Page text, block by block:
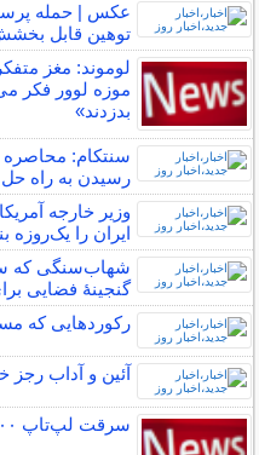
عکس | حمله
توهین قابل
موزه لوور فکر
بدزدند»
سنتکام: محاصره
رسیدن به راه
وزیر خارجه
ایران را یک‌روزه
شهاب‌سنگی که
گنجینۀ فضایی
رکوردهایی که
آئین و آداب رجز
سرقت لپ‌تاپ ۷۰۰ میلیونی با ترفند بررسی فنی